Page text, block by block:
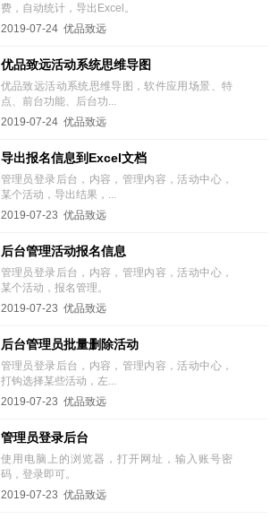
费，自动统计，导出Excel。
2019-07-24 优品致远
优品致远活动系统思维导图
优品致远活动系统思维导图，软件应用场景、特
点、前台功能、后台功...
2019-07-24 优品致远
导出报名信息到Excel文档
管理员登录后台，内容，管理内容，活动中心，
某个活动，导出结果，...
2019-07-23 优品致远
后台管理活动报名信息
管理员登录后台，内容，管理内容，活动中心，
某个活动，报名管理。
2019-07-23 优品致远
后台管理员批量删除活动
管理员登录后台，内容，管理内容，活动中心，
打钩选择某些活动，左...
2019-07-23 优品致远
管理员登录后台
使用电脑上的浏览器，打开网址，输入账号密
码，登录即可。
2019-07-23 优品致远